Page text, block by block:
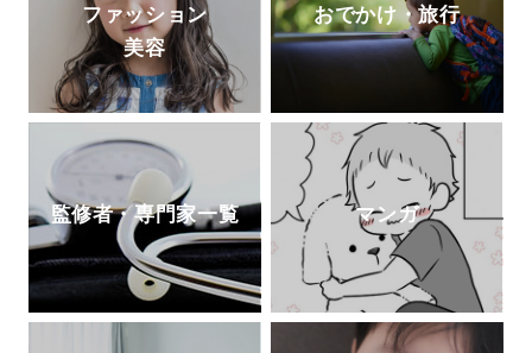
ファッション
美容
おでかけ・旅行
監修者・専門家一覧 マンガ